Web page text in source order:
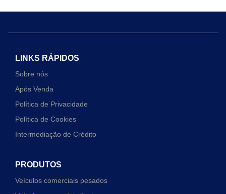
LINKS RÁPIDOS
Sobre nós
Após Venda
Política de Privacidade
Política de Cookies
Intermediação de Crédito
PRODUTOS
Veículos comerciais pesados